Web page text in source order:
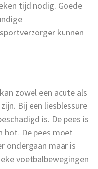
tijd nodig. Goede
kunnen
zowel een acute als
Bij een liesblessure
is. De pees is
bot. De pees moet
ondergaan maar is
voetbalbewegingen